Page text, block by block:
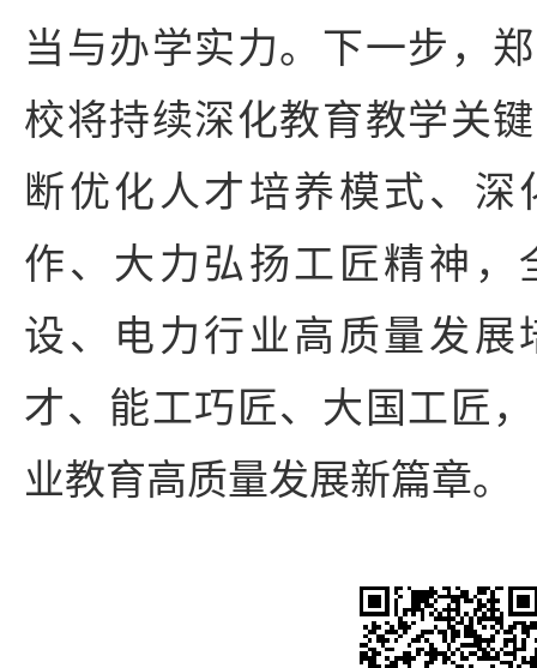
当与办学实力。下一步，
校将持续深化教育教学关
断优化人才培养模式、深
作、大力弘扬工匠精神，
设、电力行业高质量发展
才、能工巧匠、大国工匠
业教育高质量发展新篇章。